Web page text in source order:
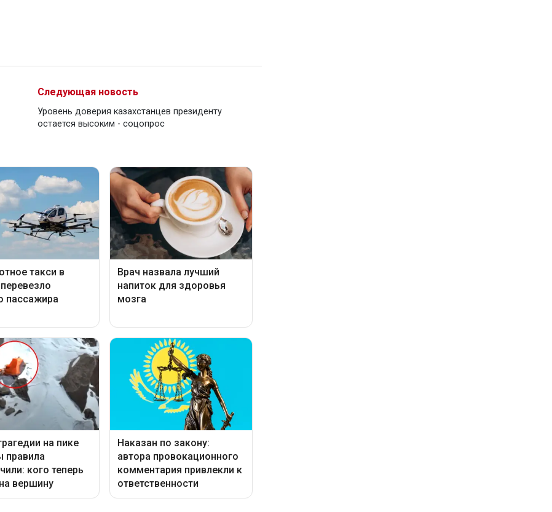
Следующая новость
Уровень доверия казахстанцев президенту
остается высоким - соцопрос